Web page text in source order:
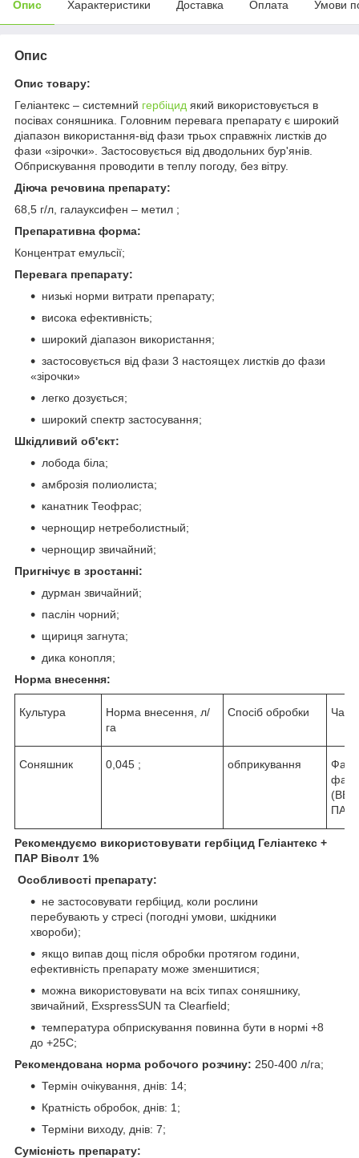
Опис Характеристики Доставка Оплата Умови
Опис
Опис товару:
Геліантекс – системний гербіцид який використовується в
посівах соняшника. Головним перевага препарату є широкий
діапазон використання-від фази трьох справжніх листків до
фази «зірочки». Застосовується від дводольних бур'янів.
Обприскування проводити в теплу погоду, без вітру.
Діюча речовина препарату:
68,5 г/л, галауксифен – метил ;
Препаративна форма:
Концентрат емульсії;
Перевага препарату:
низькі норми витрати препарату;
висока ефективність;
широкий діапазон використання;
застосовується від фази 3 настоящех листків до фази
«зірочки»
легко дозується;
широкий спектр застосування;
Шкідливий об'єкт:
лобода біла;
амброзія полиолиста;
канатник Теофрас;
чернощир нетреболистный;
чернощир звичайний;
Пригнічує в зростанні:
дурман звичайний;
паслін чорний;
щириця загнута;
дика конопля;
Норма внесення:
Культура
Норма внесення, л/
га
Спосіб обробки Час
Соняшник 0,045 ; обприкування
Фаза
фази
ПАР
Рекомендуємо використовувати гербіцид Геліантекс +
ПАР Віволт 1%
Особливості препарату:
не застосовувати гербіцид, коли рослини
перебувають у стресі (погодні умови, шкідники
хвороби);
якщо випав дощ після обробки протягом години,
ефективність препарату може зменшитися;
можна використовувати на всіх типах соняшнику,
звичайний, ExspressSUN та Clearfield;
температура обприскування повинна бути в нормі +8
до +25С;
Рекомендована норма робочого розчину: 250-400 л/га;
Термін очікування, днів: 14;
Кратність обробок, днів: 1;
Терміни виходу, днів: 7;
Сумісність препарату: